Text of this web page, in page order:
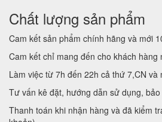
Chất lượng sản phẩm
Cam kết sản phẩm chính hãng và mới
Cam kết chỉ mang đến cho khách
Làm việc từ 7h đến 22h cả thứ 7,CN và
Tư vấn kê đặt, hướng dẫn sử dụng,
Thanh toán khi nhận hàng và đã kiểm